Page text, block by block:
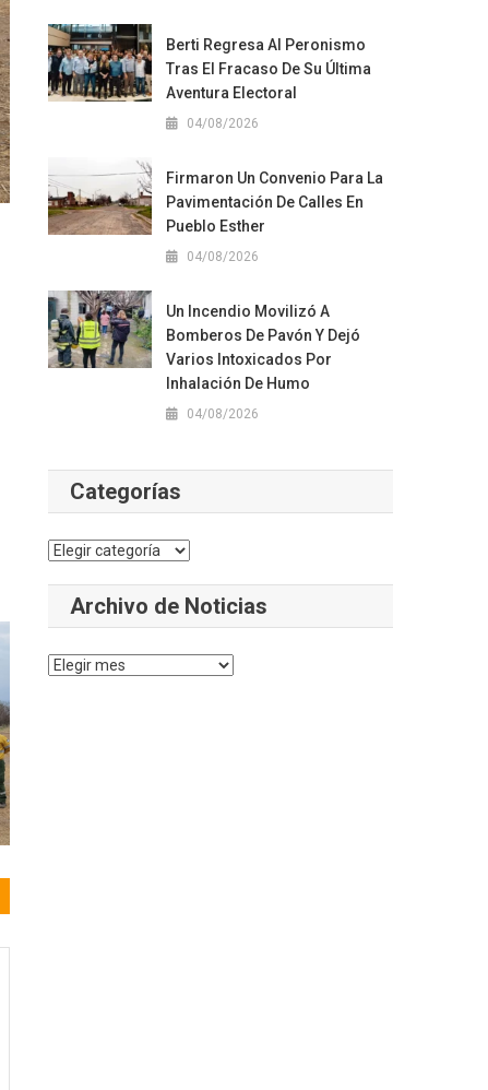
Berti Regresa Al Peronismo
Tras El Fracaso De Su Última
Aventura Electoral
04/08/2026
Firmaron Un Convenio Para La
Pavimentación De Calles En
Pueblo Esther
04/08/2026
Un Incendio Movilizó A
Bomberos De Pavón Y Dejó
Varios Intoxicados Por
Inhalación De Humo
04/08/2026
Categorías
Categorías
Archivo de Noticias
Archivo